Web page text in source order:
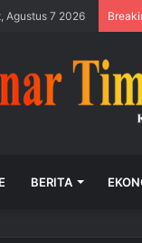
Agustus 7 2026
BERITA